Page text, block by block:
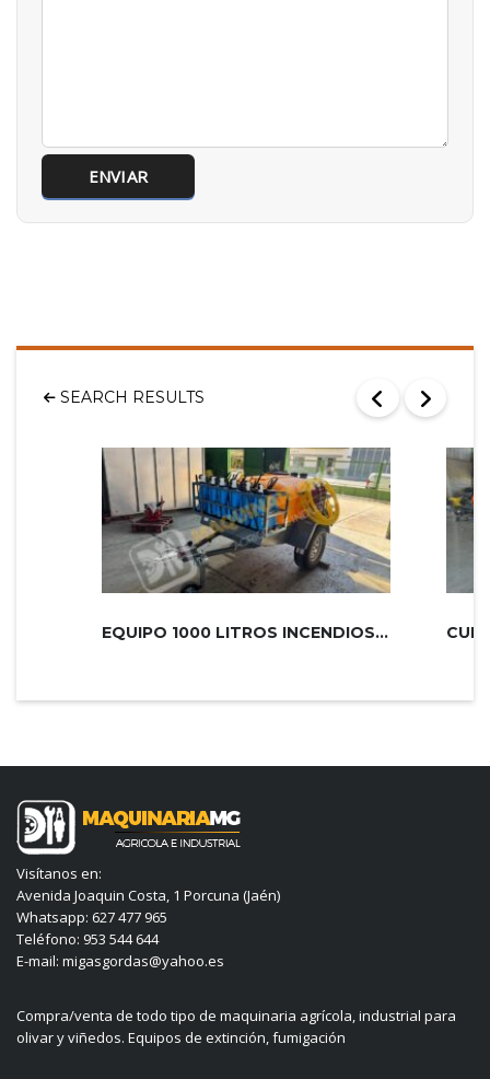
SEARCH RESULTS
EQUIPO 1000 LITROS INCENDIOS PLUS 2...
Visítanos en:
Avenida Joaquin Costa, 1 Porcuna (Jaén)
Whatsapp: 627 477 965
Teléfono: 953 544 644
E-mail: migasgordas@yahoo.es
Compra/venta de todo tipo de maquinaria agrícola, industrial para
olivar y viñedos. Equipos de extinción, fumigación